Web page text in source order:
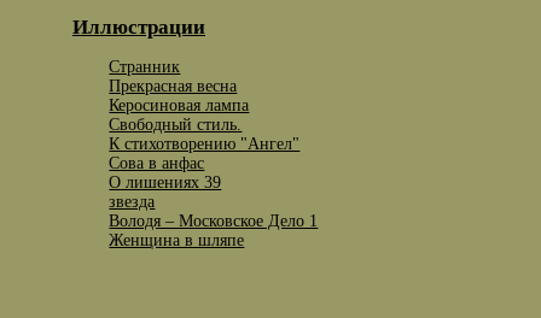
Иллюстрации
Странник
Прекрасная весна
Керосиновая лампа
Свободный стиль.
К стихотворению "Ангел"
Сова в анфас
О лишениях 39
звезда
Володя – Московское Дело 1
Женщина в шляпе